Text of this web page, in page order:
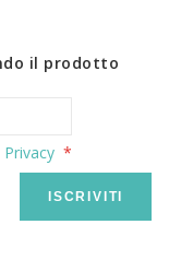
il prodotto
Privacy
ISCRIVITI